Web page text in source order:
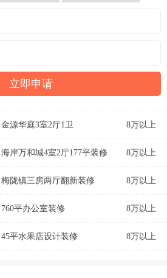
新澳城市花园3室1厅1卫
金源华庭3室2厅1卫 8万以上
海岸万和城4室2厅177平装修 8万以上
梅陇镇三房两厅翻新装修 8万以上
760平办公室装修 8万以上
45平水果店设计装修 8万以上